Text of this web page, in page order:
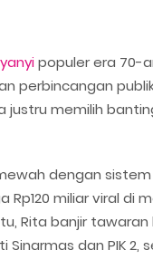
populer era 70-
perbincangan
justru memilih
dengan sistem
miliar viral di
Rita banjir tawaran
dan PIK 2,